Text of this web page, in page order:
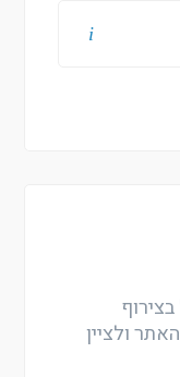
ולציין